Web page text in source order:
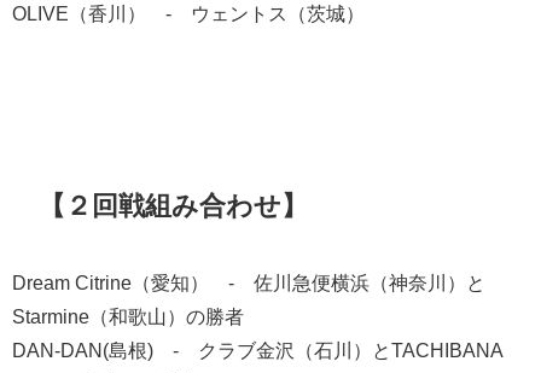
OLIVE（香川） - ウェントス（茨城）
【２回戦組み合わせ】
Dream Citrine（愛知） - 佐川急便横浜（神奈川）と
Starmine（和歌山）の勝者
DAN-DAN(島根) - クラブ金沢（石川）とTACHIBANA